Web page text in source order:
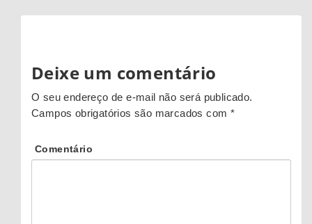
Deixe um comentário
O seu endereço de e-mail não será publicado.
Campos obrigatórios são marcados com *
Comentário